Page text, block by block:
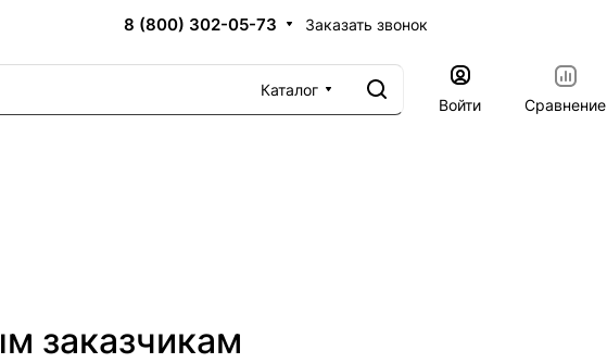
8 (800) 302-05-73 Заказать звонок
Каталог
Войти
Сравнение
заказчикам